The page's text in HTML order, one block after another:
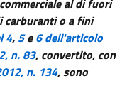
al di fuori
carburanti o a fini
4, 5e6 dell'articolo
n. 83, convertito, con
n. 134, sono